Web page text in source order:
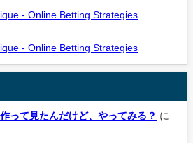
- Online Betting Strategies
- Online Betting Strategies
って見たんだけど、やってみる？ に